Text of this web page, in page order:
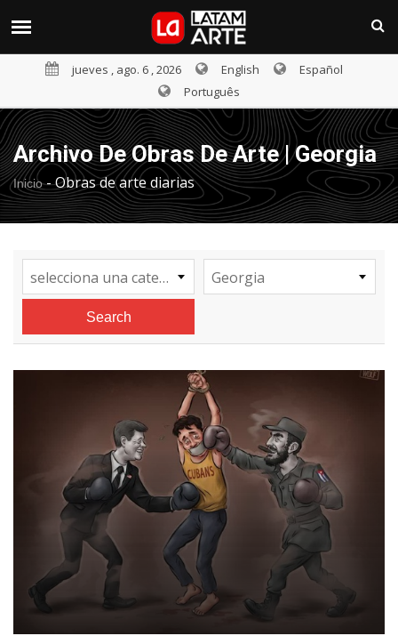
jueves , ago. 6 , 2026 English
Español
Português
Archivo De Obras De Arte | Georgia
Inicio-Obras de arte diarias
selecciona una categoría Georgia
Search